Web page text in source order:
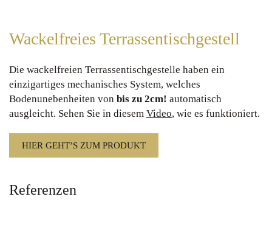
Wackelfreies Terrassentischgestell
Die wackelfreien Terrassentischgestelle haben ein
einzigartiges mechanisches System, welches
Bodenunebenheiten von bis zu 2cm! automatisch
ausgleicht. Sehen Sie in diesem Video, wie es funktioniert.
HIER GEHT’S ZUM PRODUKT
Referenzen